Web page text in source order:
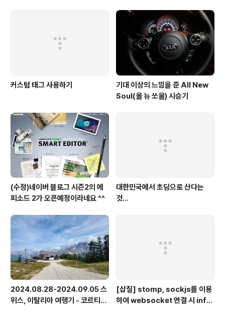
커스텀 태그 사용하기
기대 이상의 느낌을 준 All New
Soul(올 뉴 쏘울) 시승기
(수정)네이버 블로그 시즌2의 에
피소드 2가 오픈예정이라네요 ^^
대한민국에서 초딩으로 산다는
것...
2024.08.28-2024.09.05 스
위스, 이탈리아 여행기 - 코르티나
[삽질] stomp, sockjs를 이용
하여 websocket 연결 시 info